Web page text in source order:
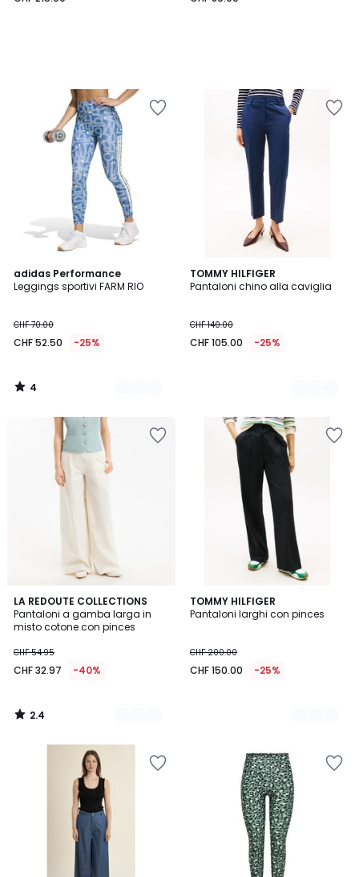
adidas Performance
Leggings sportivi FARM RIO
CHF 70.00
CHF 52.50 -25%
4
/
2
Colori
4
/
TOMMY HILFIGER
Pantaloni chino alla caviglia
CHF 140.00
CHF 105.00 -25%
2
Colori
LA REDOUTE COLLECTIONS
Pantaloni a gamba larga in
misto cotone con pinces
CHF 54.95
CHF 32.97 -40%
2.4
/ 5
3
Colori
2.4
/
TOMMY HILFIGER
Pantaloni larghi con pinces
CHF 200.00
CHF 150.00 -25%
2
Colori